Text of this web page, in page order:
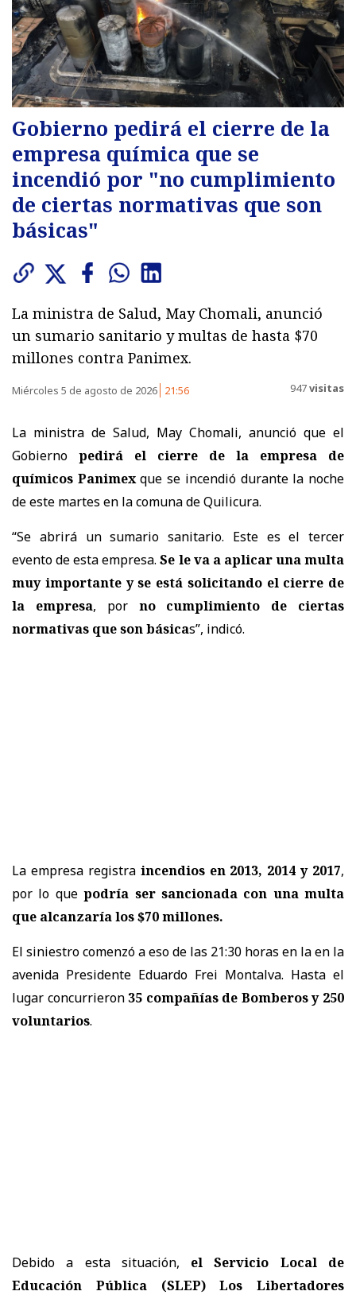
Gobierno pedirá el cierre de la
empresa química que se
incendió por "no cumplimiento
de ciertas normativas que son
básicas"
La ministra de Salud, May Chomali, anunció
un sumario sanitario y multas de hasta $70
millones contra Panimex.
Miércoles 5 de agosto de 2026 21:56 947visitas
La ministra de Salud, May Chomali, anunció que el
Gobierno pedirá el cierre de la empresa de
químicos Panimexque se incendió durante la noche
de este martes en la comuna de Quilicura.
“Se abrirá un sumario sanitario. Este es el tercer
evento de esta empresa.Se le va a aplicar una multa
muy importante y se está solicitando el cierre de
la empresa, por no cumplimiento de ciertas
normativas que son básicas”, indicó.
La empresa registra incendios en 2013, 2014 y 2017,
por lo quepodría ser sancionada con una multa
que alcanzaría los $70 millones.
El siniestro comenzó a eso de las 21:30 horas en la en la
avenida Presidente Eduardo Frei Montalva. Hasta el
lugar concurrieron 35 compañías de Bomberos y 250
voluntarios.
Debido a esta situación, el Servicio Local de
Educación Pública (SLEP) Los Libertadores